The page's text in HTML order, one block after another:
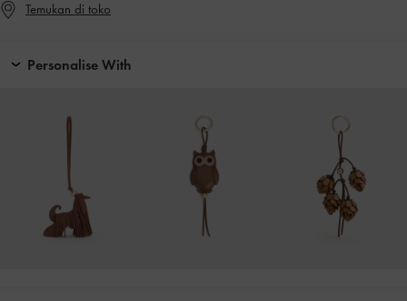
Temukan di toko
Personalise With